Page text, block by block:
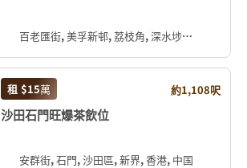
百老匯街, 美孚新邨, 荔枝角, 深水埗區, 九龍, 香港, 中国
租 $15萬 約1,108呎
沙田石門旺爆茶飲位
安群街, 石門, 沙田區, 新界, 香港, 中国